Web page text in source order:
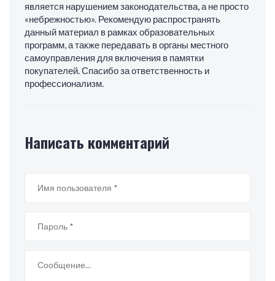
является нарушением законодательства, а не просто
«небрежностью». Рекомендую распространять
данный материал в рамках образовательных
программ, а также передавать в органы местного
самоуправления для включения в памятки
покупателей. Спасибо за ответственность и
профессионализм.
Написать комментарий